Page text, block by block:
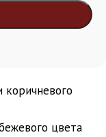
цвета